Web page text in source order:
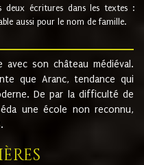
deux écritures dans les textes :
aussi pour le nom de famille.
son château médiéval.
que Aranc, tendance qui
De par la difficulté de
une école non reconnu,